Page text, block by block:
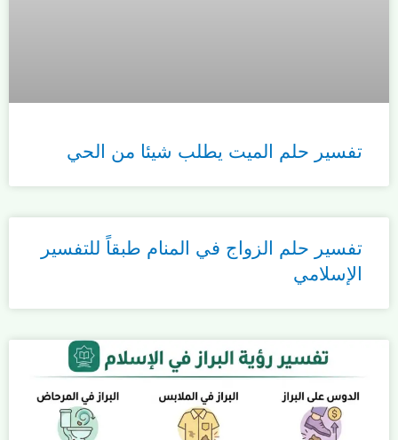
تفسير حلم الميت يطلب شيئا من الحي
تفسير حلم الزواج في المنام طبقاً للتفسير
الإسلامي